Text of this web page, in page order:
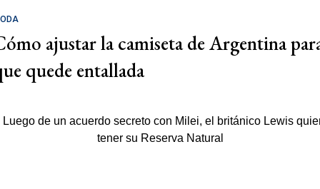
ajustar la camiseta de Argentina
quede entallada